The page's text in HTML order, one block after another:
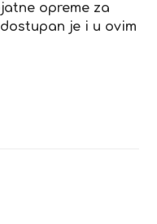
opreme za
je i u ovim